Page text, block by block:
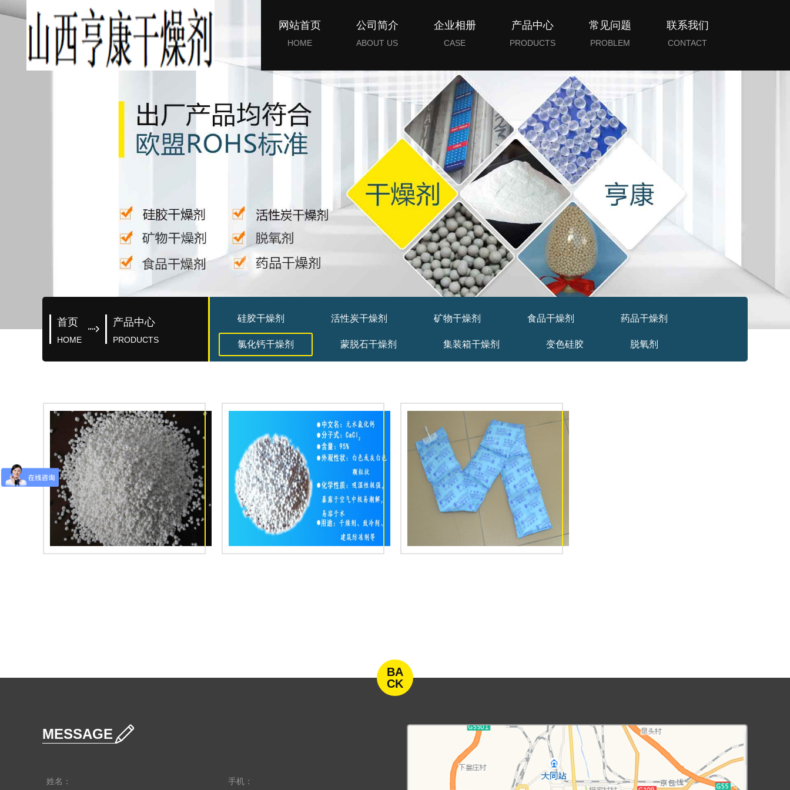
网站首页
HOME
公司简介
ABOUT US
企业相册
CASE
产品中心
PRODUCTS
常见问题
PROBLEM
联系我们
CONTACT
首页
HOME
产品中心
PRODUCTS
硅胶干燥剂 活性炭干燥剂 矿物干燥剂 食品干燥剂 药品干燥剂
氯化钙干燥剂 蒙脱石干燥剂 集装箱干燥剂 变色硅胶 脱氧剂
BA
CK
MESSAGE
姓名： 手机：